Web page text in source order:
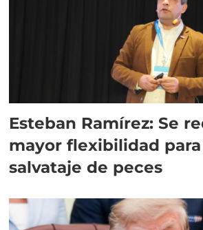
Esteban Ramírez: Se
mayor flexibilidad
salvataje de peces